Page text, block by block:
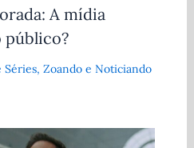
A mídia
público?
Séries, Zoando e Noticiando